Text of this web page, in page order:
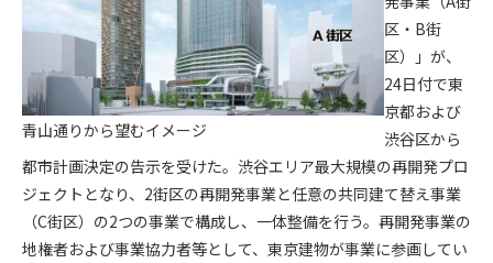
青山通りから望むイメージ
区・B街
区）」が、
24日付で東
京都および
渋谷区から
都市計画決定の告示を受けた。渋谷エリア最大規模の再開発プロ
ジェクトとなり、2街区の再開発事業と任意の共同建て替え事業
（C街区）の2つの事業で構成し、一体整備を行う。再開発事業の
地権者および事業協力者等として、東京建物が事業に参画してい
第4条（会員審査および資格の取り消し）
会員とは、本規約を承諾の上、所定の会員申込手続きを完了
後、管理者がこれを承認した者をいいます。
第4条（会員の定義と登録）
1. 管理者は前条により審査の結果、会員申込みをした者が以下
の何れかの項目に該当することがわかった場合、その者の会
員としての権限を承認しないことがあります。
(1) 会員申し込みをした者が実在しなかった場合